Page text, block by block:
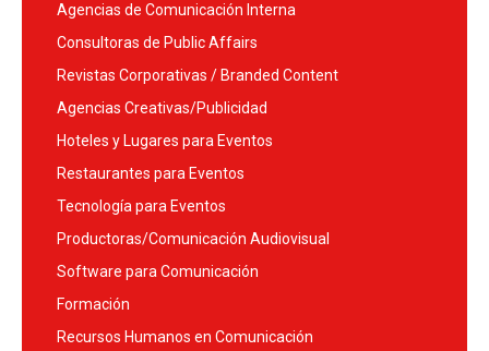
Agencias de Comunicación Interna
Consultoras de Public Affairs
Revistas Corporativas / Branded Content
Agencias Creativas/Publicidad
Hoteles y Lugares para Eventos
Restaurantes para Eventos
Tecnología para Eventos
Productoras/Comunicación Audiovisual
Software para Comunicación
Formación
Recursos Humanos en Comunicación